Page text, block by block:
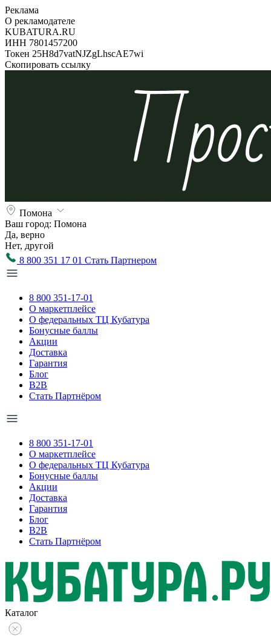
Реклама
О рекламодателе
KUBATURA.RU
ИНН 7801457200
Токен 25H8d7vatNJZgLhscAE7wi
Скопировать ссылку
Помона
Ваш город: Помона
Да, верно
Нет, другой
8 800 351 17 01 Стать Партнером
8 800 351-17-01
О маркетплейсе
О федеральных ТЦ Кубатура
Бонусные баллы
Акции
Доставка
Гарантия
Блог
B2B
Стать Партнёром
8 800 351-17-01
О маркетплейсе
О федеральных ТЦ Кубатура
Бонусные баллы
Акции
Доставка
Гарантия
Блог
B2B
Стать Партнёром
Каталог